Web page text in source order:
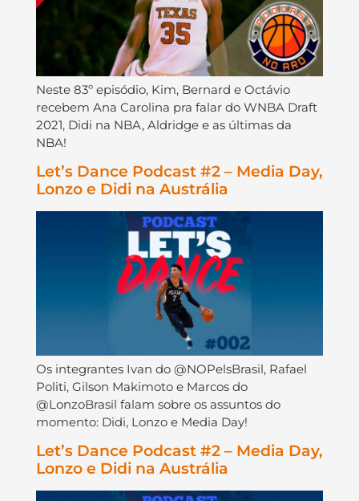
Neste 83º episódio, Kim, Bernard e Octávio
recebem Ana Carolina pra falar do WNBA Draft
2021, Didi na NBA, Aldridge e as últimas da
NBA!
Let’s Dance Podcast #2 – Media Day,
Lonzo e Didi na Austrália
Os integrantes Ivan do @NOPelsBrasil, Rafael
Politi, Gilson Makimoto e Marcos do
@LonzoBrasil falam sobre os assuntos do
momento: Didi, Lonzo e Media Day!
Let’s Dance Podcast #2 – Media Day,
Lonzo e Didi na Austrália